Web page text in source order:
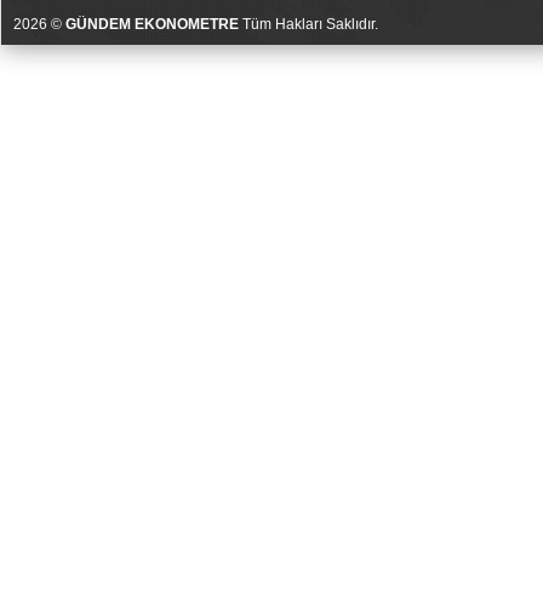
2026 © GÜNDEM EKONOMETRE Tüm Hakları Saklıdır.